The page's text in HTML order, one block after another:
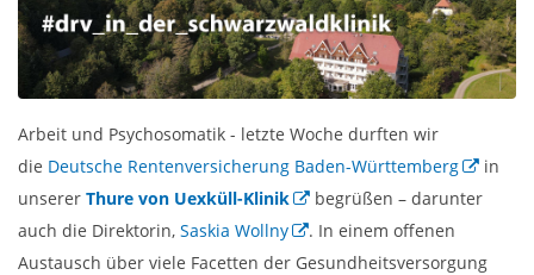
Arbeit und Psychosomatik - letzte Woche durften wir
die Deutsche Rentenversicherung Baden-Württemberg
in
unserer Thure von Uexküll-Klinik
begrüßen – darunter
auch die Direktorin, Saskia Wollny
. In einem offenen
Austausch über viele Facetten der Gesundheitsversorgung